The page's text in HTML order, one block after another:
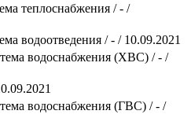
теплоснабжения / - /
водоотведения / - / 10.09.2021
водоснабжения (ХВС) / - /
водоснабжения (ГВС) / - /